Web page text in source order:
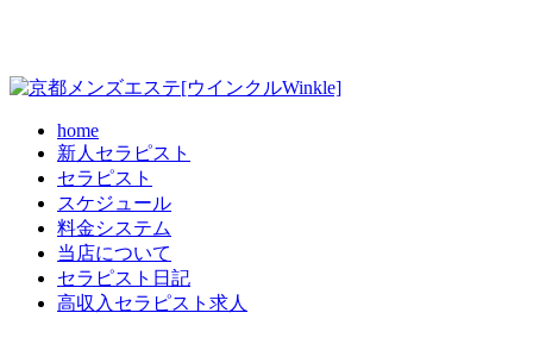
home
新人セラピスト
セラピスト
スケジュール
料金システム
当店について
セラピスト日記
高収入セラピスト求人